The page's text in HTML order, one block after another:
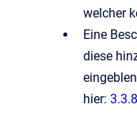
welcher
Eine
diese
hier: